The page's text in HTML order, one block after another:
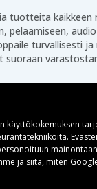
tuotteita kaikkeen
pelaamiseen,
turvallisesti ja
käyttökokemuksen
ja siitä, miten